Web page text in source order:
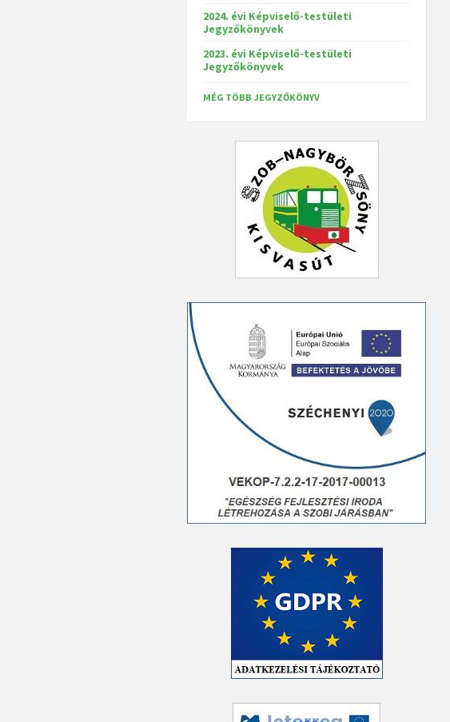
2024. évi Képviselő-testületi
Jegyzőkönyvek
2023. évi Képviselő-testületi
Jegyzőkönyvek
MÉG TÖBB JEGYZŐKÖNYV